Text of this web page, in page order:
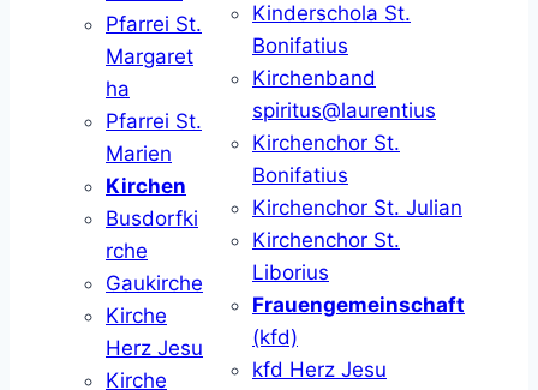
Pfarrei St.
Margaret
ha
Pfarrei St.
Marien
Kirchen
Busdorfki
rche
Gaukirche
Kirche
Herz Jesu
Kirche
Kinderschola St.
Bonifatius
Kirchenband
spiritus@laurentius
Kirchenchor St.
Bonifatius
Kirchenchor St. Julian
Kirchenchor St.
Liborius
Frauengemeinschaft
(kfd)
kfd Herz Jesu